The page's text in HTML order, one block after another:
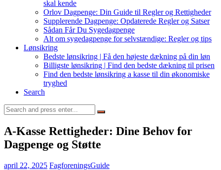
skal kende
Orlov Dagpenge: Din Guide til Regler og Rettigheder
Supplerende Dagpenge: Opdaterede Regler og Satser
Sådan Får Du Sygedagpenge
Alt om sygedagpenge for selvstændige: Regler og tips
Lønsikring
Bedste lønsikring | Få den højeste dækning på din løn
Billigste lønsikring | Find den bedste dækning til prisen
Find den bedste lønsikring a kasse til din økonomiske
tryghed
Search
A-Kasse Rettigheder: Dine Behov for
Dagpenge og Støtte
april 22, 2025 FagforeningsGuide